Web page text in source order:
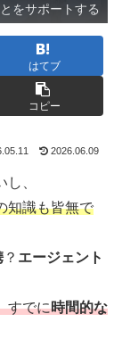
をサポートする
はてブ
コピー
2026.06.09
、
知識も皆無で
？ エージェント
すでに時間的な